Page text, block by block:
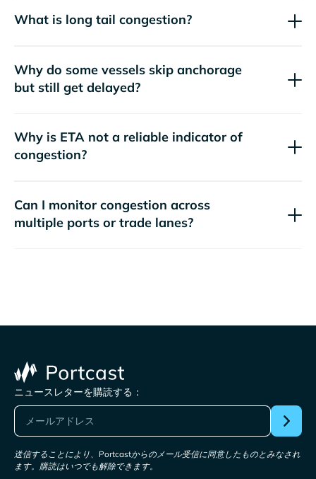
What is long tail congestion?
Why do some vessels skip anchorage
but still get delayed?
Why is ETA not a reliable indicator of
congestion?
Can I monitor congestion across
multiple ports or trade lanes?
ニュースレターを購読する：
送信することにより、Portcastからのメール受信に同意したものとみなされ
ます。購読はいつでも解除できます。